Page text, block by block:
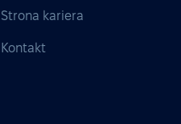
Strona kariera
Kontakt